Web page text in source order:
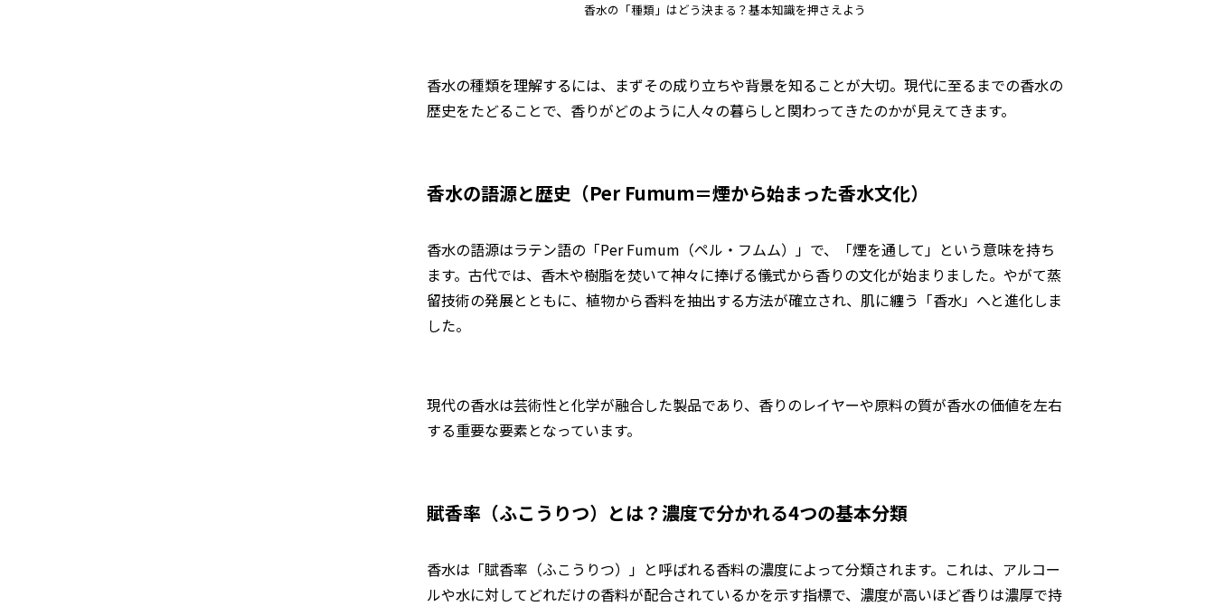
香水の「種類」はどう決まる？基本知識を押さえよう
香水の種類を理解するには、まずその成り立ちや背景を知ることが大切。現代に至るまでの香水の
歴史をたどることで、香りがどのように人々の暮らしと関わってきたのかが見えてきます。
香水の語源と歴史（Per Fumum＝煙から始まった香水文化）
香水の語源はラテン語の「Per Fumum（ペル・フムム）」で、「煙を通して」という意味を持ち
ます。古代では、香木や樹脂を焚いて神々に捧げる儀式から香りの文化が始まりました。やがて蒸
留技術の発展とともに、植物から香料を抽出する方法が確立され、肌に纏う「香水」へと進化しま
した。
現代の香水は芸術性と化学が融合した製品であり、香りのレイヤーや原料の質が香水の価値を左右
する重要な要素となっています。
賦香率（ふこうりつ）とは？濃度で分かれる4つの基本分類
香水は「賦香率（ふこうりつ）」と呼ばれる香料の濃度によって分類されます。これは、アルコー
ルや水に対してどれだけの香料が配合されているかを示す指標で、濃度が高いほど香りは濃厚で持